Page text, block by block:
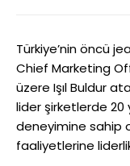
Türkiye’nin öncü
Chief Marketing
üzere Işıl Buldur
lider şirketlerde 20
deneyimine sahip
faaliyetlerine